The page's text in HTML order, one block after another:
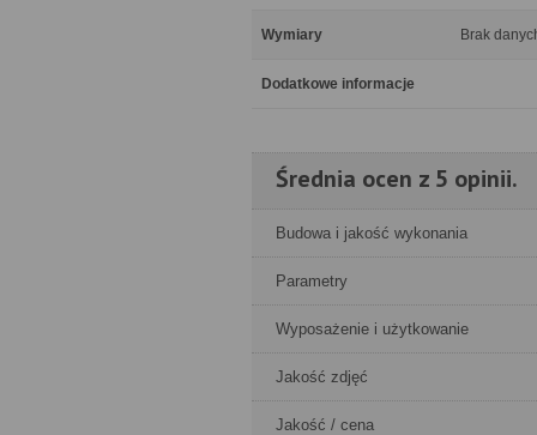
Wymiary Brak
Dodatkowe informacje
Średnia ocen z 5 opinii.
Budowa i jakość wykonania
Parametry
Wyposażenie i użytkowanie
Jakość zdjęć
Jakość / cena